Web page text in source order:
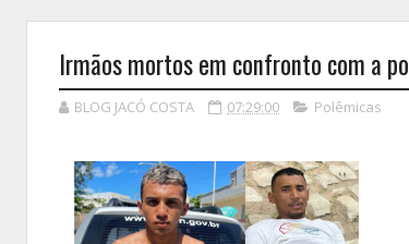
Irmãos mortos em confronto com a
BLOG JACÓ COSTA 07:29:00 Polêmicas